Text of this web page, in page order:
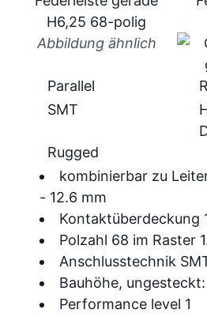
Abbildung ähnlich
kombinierbar zu
- 12.6 mm
Kontaktüberdeckung
Polzahl 68 im Raster
Anschlusstechnik
Bauhöhe,
Performance level 1
Parallel
SMT
Rugged